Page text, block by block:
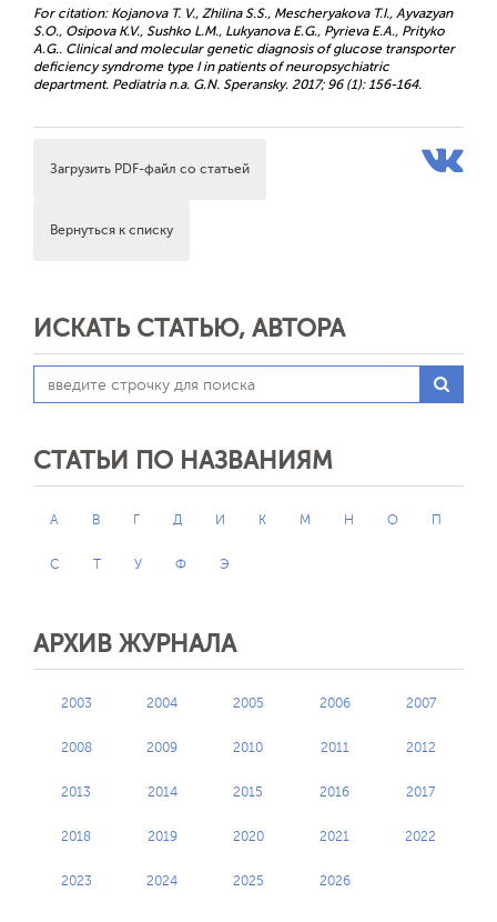
For citation: Kojanova T. V., Zhilina S.S., Mescheryakova Т.I., Ayvazyan
S.O., Osipova K.V., Sushko L.M., Lukyanova E.G., Pyrieva E.A., Prityko
А.G.. Clinical and molecular genetic diagnosis of glucose transporter
deficiency syndrome type I in patients of neuropsychiatric
department. Pediatria n.a. G.N. Speransky. 2017; 96 (1): 156-164.
Загрузить PDF-файл со статьей
Вернуться к списку
ИСКАТЬ СТАТЬЮ, АВТОРА
СТАТЬИ ПО НАЗВАНИЯМ
А В Г Д И К М Н О П
С Т У Ф Э
АРХИВ ЖУРНАЛА
2003 2004 2005 2006 2007
2008 2009 2010 2011 2012
2013 2014 2015 2016 2017
2018 2019 2020 2021 2022
2023 2024 2025 2026